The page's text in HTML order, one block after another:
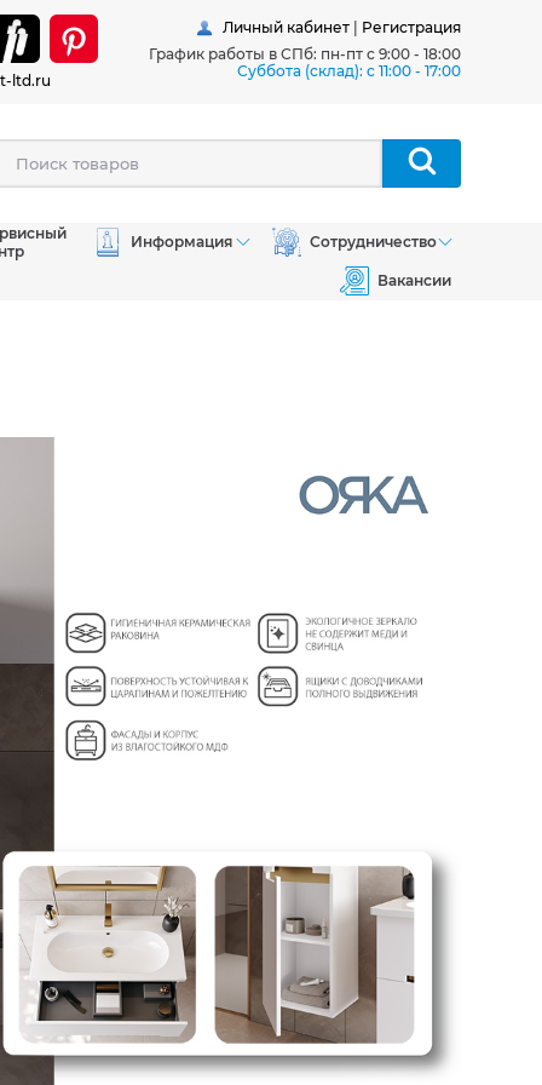
ltd.ru
Личный кабинет| Регистрация
График работы в СПб: пн-пт с 9:00 - 18:00
Суббота (склад): c 11:00 - 17:00
Информация Сотрудничество
Вакансии